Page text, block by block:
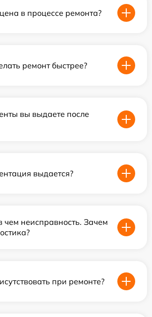
в процессе ремонта?
ремонт быстрее?
вы выдаете после
выдается?
неисправность. Зачем
при ремонте?